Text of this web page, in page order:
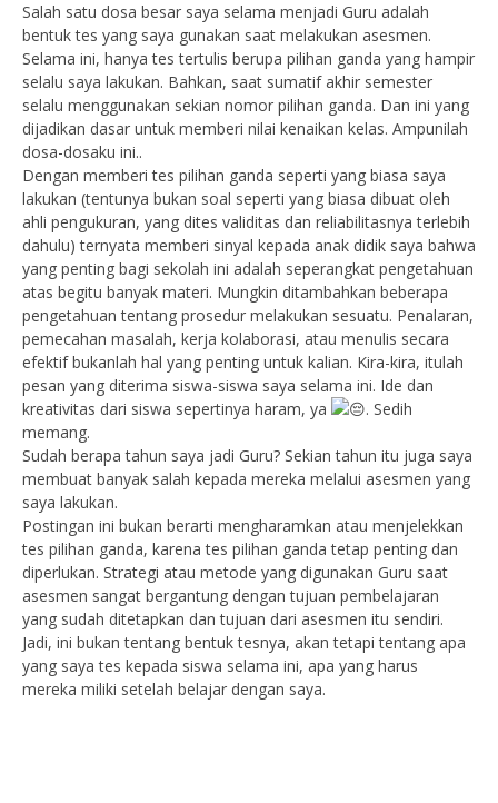
Salah satu dosa besar saya selama menjadi Guru adalah
bentuk tes yang saya gunakan saat melakukan asesmen.
Selama ini, hanya tes tertulis berupa pilihan ganda yang hampir
selalu saya lakukan. Bahkan, saat sumatif akhir semester
selalu menggunakan sekian nomor pilihan ganda. Dan ini yang
dijadikan dasar untuk memberi nilai kenaikan kelas. Ampunilah
dosa-dosaku ini..
Dengan memberi tes pilihan ganda seperti yang biasa saya
lakukan (tentunya bukan soal seperti yang biasa dibuat oleh
ahli pengukuran, yang dites validitas dan reliabilitasnya terlebih
dahulu) ternyata memberi sinyal kepada anak didik saya bahwa
yang penting bagi sekolah ini adalah seperangkat pengetahuan
atas begitu banyak materi. Mungkin ditambahkan beberapa
pengetahuan tentang prosedur melakukan sesuatu. Penalaran,
pemecahan masalah, kerja kolaborasi, atau menulis secara
efektif bukanlah hal yang penting untuk kalian. Kira-kira, itulah
pesan yang diterima siswa-siswa saya selama ini. Ide dan
kreativitas dari siswa sepertinya haram, ya
. Sedih
memang.
Sudah berapa tahun saya jadi Guru? Sekian tahun itu juga saya
membuat banyak salah kepada mereka melalui asesmen yang
saya lakukan.
Postingan ini bukan berarti mengharamkan atau menjelekkan
tes pilihan ganda, karena tes pilihan ganda tetap penting dan
diperlukan. Strategi atau metode yang digunakan Guru saat
asesmen sangat bergantung dengan tujuan pembelajaran
yang sudah ditetapkan dan tujuan dari asesmen itu sendiri.
Jadi, ini bukan tentang bentuk tesnya, akan tetapi tentang apa
yang saya tes kepada siswa selama ini, apa yang harus
mereka miliki setelah belajar dengan saya.